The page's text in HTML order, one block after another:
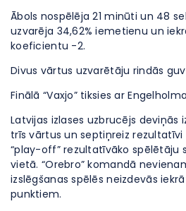
Ābols nospēlēja 21 minūti un 48
uzvarēja 34,62% iemetienu un
koeficientu -2.
Divus vārtus uzvarētāju rindās
Finālā “Vaxjo” tiksies ar
Latvijas izlases uzbrucējs deviņās
trīs vārtus un septiņreiz rezultatīvi
“play-off” rezultatīvāko spēlētāju
vietā. “Orebro” komandā
izslēgšanas spēlēs neizdevās
punktiem.